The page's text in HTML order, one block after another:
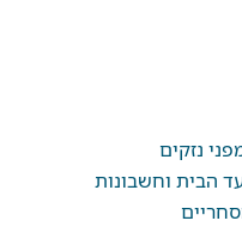
נזקים
הבית וחשבונות